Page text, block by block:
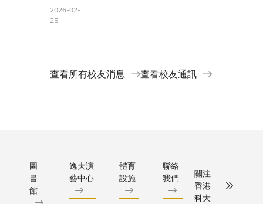
2026-02-
25
查看所有校友消息 查看校友通訊
圖
書
館
逸夫演
藝中心
體育
設施
聯絡
我們
關注
香港
科大